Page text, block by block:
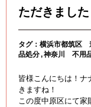
ただきました
タグ： 横浜市都筑区
品処分 神奈川 不用
皆様こんにちは！ナ
きますね！
この度中原区にて家